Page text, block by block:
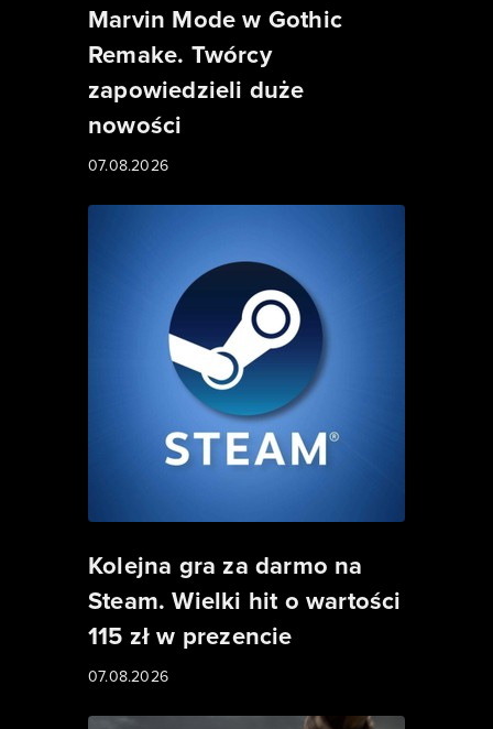
Marvin Mode w Gothic
Remake. Twórcy
zapowiedzieli duże
nowości
07.08.2026
Kolejna gra za darmo na
Steam. Wielki hit o wartości
115 zł w prezencie
07.08.2026